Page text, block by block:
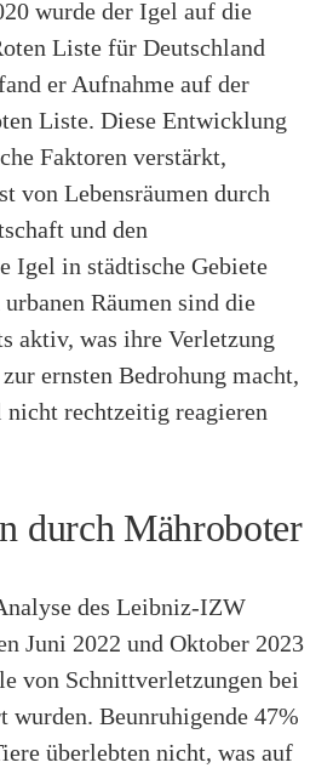
wurde der Igel auf die
Liste für Deutschland
er Aufnahme auf der
Liste. Diese Entwicklung
Faktoren verstärkt,
von Lebensräumen durch
und den
Igel in städtische Gebiete
Räumen sind die
aktiv, was ihre Verletzung
ernsten Bedrohung macht,
nicht rechtzeitig reagieren
durch Mähroboter
des Leibniz-IZW
Juni 2022 und Oktober 2023
von Schnittverletzungen bei
wurden. Beunruhigende 47%
überlebten nicht, was auf